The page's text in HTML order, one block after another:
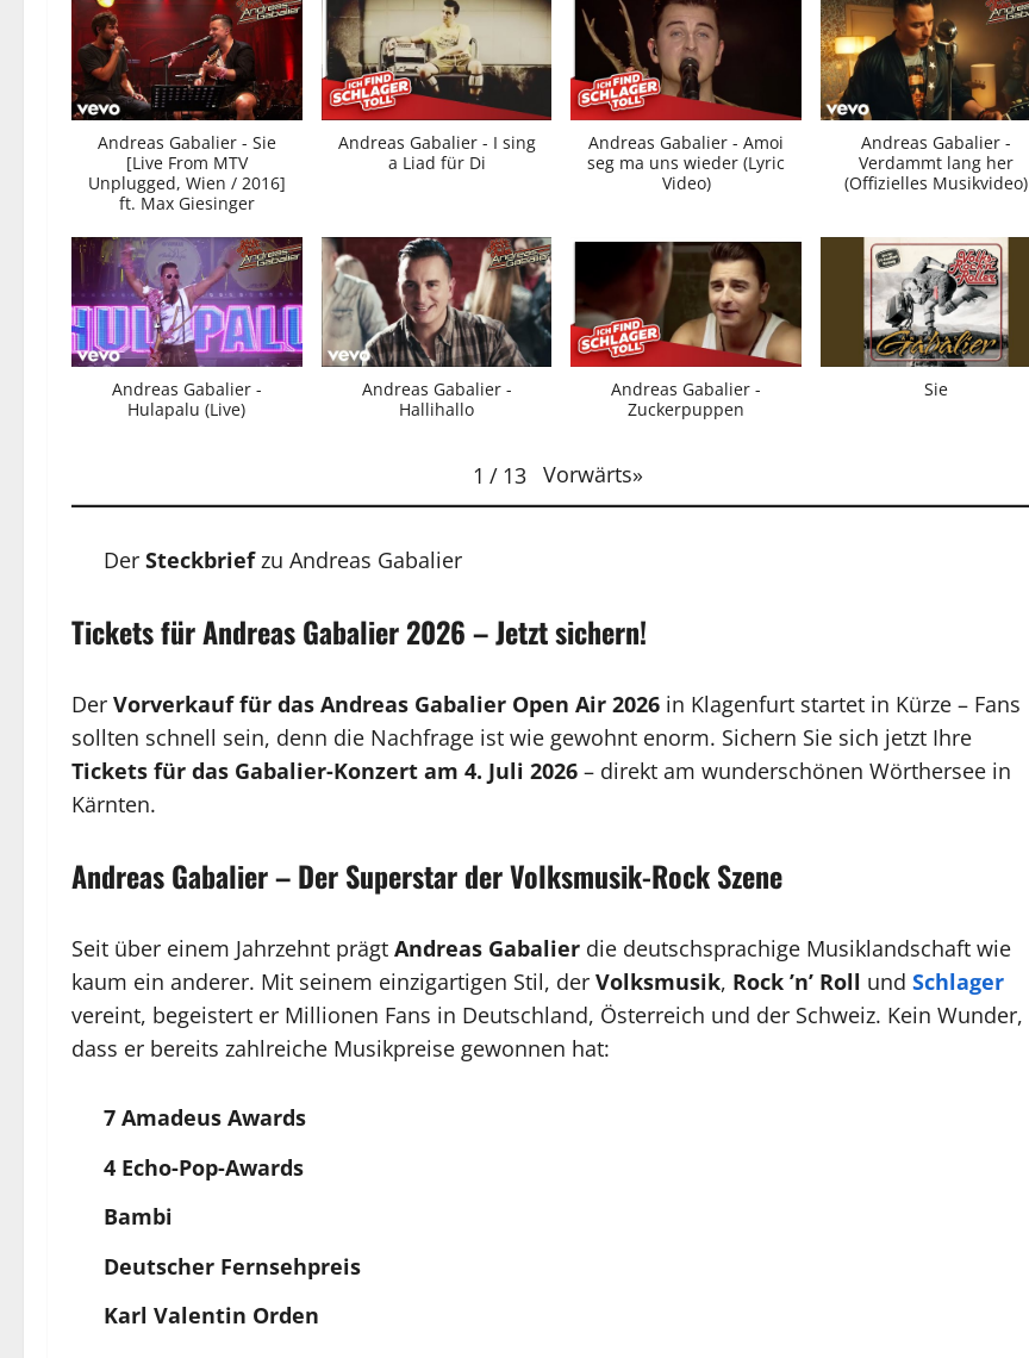
Andreas Gabalier - Sie
[Live From MTV
Unplugged, Wien / 2016]
ft. Max Giesinger
Andreas Gabalier - I sing
a Liad für Di
Andreas Gabalier - Amoi
seg ma uns wieder (Lyric
Video)
Andreas Gabalier -
Verdammt lang her
(Offizielles Musikvideo)
Andreas Gabalier -
Hulapalu (Live)
Andreas Gabalier -
Hallihallo
Andreas Gabalier -
Zuckerpuppen
Sie
1 / 13 Vorwärts»
Der Steckbriefzu Andreas Gabalier
Tickets für Andreas Gabalier 2026 – Jetzt sichern!
Der Vorverkauf für das Andreas Gabalier Open Air 2026 in Klagenfurt startet in Kürze – Fans
sollten schnell sein, denn die Nachfrage ist wie gewohnt enorm. Sichern Sie sich jetzt Ihre
Tickets für das Gabalier-Konzert am 4. Juli 2026 – direkt am wunderschönen Wörthersee in
Kärnten.
Andreas Gabalier – Der Superstar der Volksmusik-Rock Szene
Seit über einem Jahrzehnt prägt Andreas Gabalier die deutschsprachige Musiklandschaft wie
kaum ein anderer. Mit seinem einzigartigen Stil, der Volksmusik, Rock ’n’ Roll und Schlager
vereint, begeistert er Millionen Fans in Deutschland, Österreich und der Schweiz. Kein Wunder,
dass er bereits zahlreiche Musikpreise gewonnen hat:
7 Amadeus Awards
4 Echo-Pop-Awards
Bambi
Deutscher Fernsehpreis
Karl Valentin Orden